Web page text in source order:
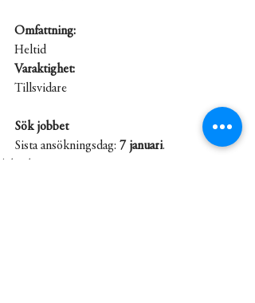
Omfattning:
Heltid
Varaktighet:
Tillsvidare
Sök jobbet
Sista ansökningsdag: 7 januari.